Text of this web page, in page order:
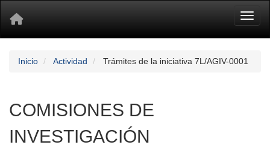
Inicio Actividad Trámites de la iniciativa 7L/AGIV-0001
COMISIONES DE
INVESTIGACIÓN